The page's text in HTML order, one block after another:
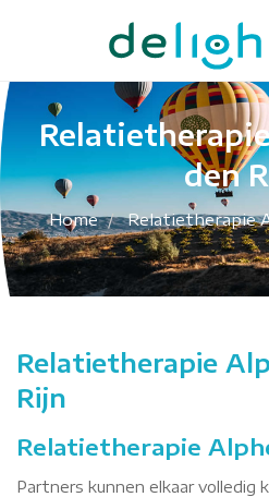
085 130 1482
info@delights.nu
den
Home Relatietherapie
Relatietherapie
Rijn
Relatietherapie
Partners kunnen elkaar volledig